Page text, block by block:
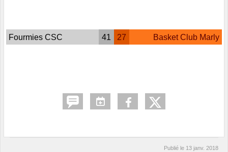
Fourmies CSC 41 27 Basket Club Marly
Publié le 13 janv. 2018